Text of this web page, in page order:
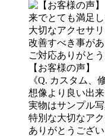
【お客様の声】
《Q. カスタム、
想像より良い出
実物はサンプル
特別な大切なア
ありがとうござい